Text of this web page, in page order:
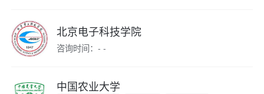
北京电子科技学院
咨询时间：- -
中国农业大学